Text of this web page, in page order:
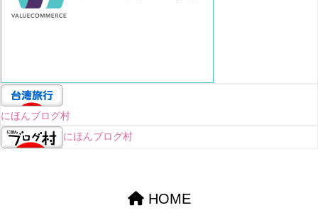
にほんブログ村
にほんブログ村
HOME